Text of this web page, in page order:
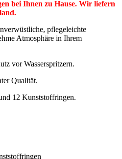
bei Ihnen zu Hause. Wir liefern
pflegeleichte
Atmosphäre in Ihrem
vor Wasserspritzern.
Qualität.
12 Kunststoffringen.